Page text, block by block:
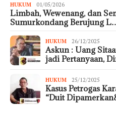
HUKUM 01/05/2026
Limbah, Wewenang, dan
Sumurkondang Berujung
HUKUM 26/12/2025
Askun : Uang
jadi Pertanyaan,
HUKUM 25/12/2025
Kasus Petrogas
“Duit